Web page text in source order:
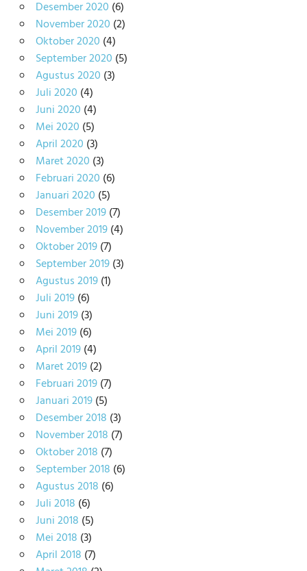
Desember 2020 (6)
November 2020 (2)
Oktober 2020 (4)
September 2020 (5)
Agustus 2020 (3)
Juli 2020 (4)
Juni 2020 (4)
Mei 2020 (5)
April 2020 (3)
Maret 2020 (3)
Februari 2020 (6)
Januari 2020 (5)
Desember 2019(7)
November 2019(4)
Oktober 2019(7)
September 2019(3)
Agustus 2019(1)
Juli 2019(6)
Juni 2019(3)
Mei 2019(6)
April 2019(4)
Maret 2019(2)
Februari 2019(7)
Januari 2019(5)
Desember 2018 (3)
November 2018 (7)
Oktober 2018 (7)
September 2018 (6)
Agustus 2018 (6)
Juli 2018 (6)
Juni 2018 (5)
Mei 2018 (3)
April 2018 (7)